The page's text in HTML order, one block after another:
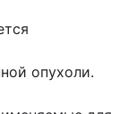
опухоли.